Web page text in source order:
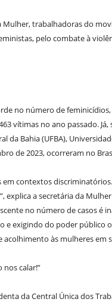
Mulher, trabalhadoras do
pelo combate à
no número de
vítimas no ano passado.
da Bahia (UFBA),
de 2023, ocorreram no
em contextos
explica a secretária da
no número de casos
e exigindo do poder público
às mulheres em
nos calar!”
da Central Única dos